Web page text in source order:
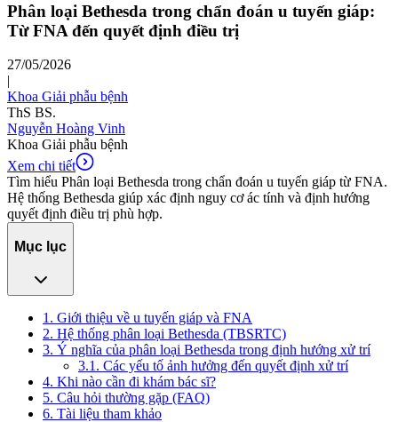
Phân loại Bethesda trong chẩn đoán u tuyến giáp:
Từ FNA đến quyết định điều trị
27/05/2026
|
Khoa Giải phẫu bệnh
ThS BS.
Nguyễn Hoàng Vinh
Khoa Giải phẫu bệnh
Xem chi tiết
Tìm hiểu Phân loại Bethesda trong chẩn đoán u tuyến giáp từ FNA.
Hệ thống Bethesda giúp xác định nguy cơ ác tính và định hướng
quyết định điều trị phù hợp.
Mục lục
1. Giới thiệu về u tuyến giáp và FNA
2. Hệ thống phân loại Bethesda (TBSRTC)
3. Ý nghĩa của phân loại Bethesda trong định hướng xử trí
3.1. Các yếu tố ảnh hưởng đến quyết định xử trí
4. Khi nào cần đi khám bác sĩ?
5. Câu hỏi thường gặp (FAQ)
6. Tài liệu tham khảo